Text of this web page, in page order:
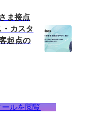
ま接点
カスタ
起点の
ルを閲覧